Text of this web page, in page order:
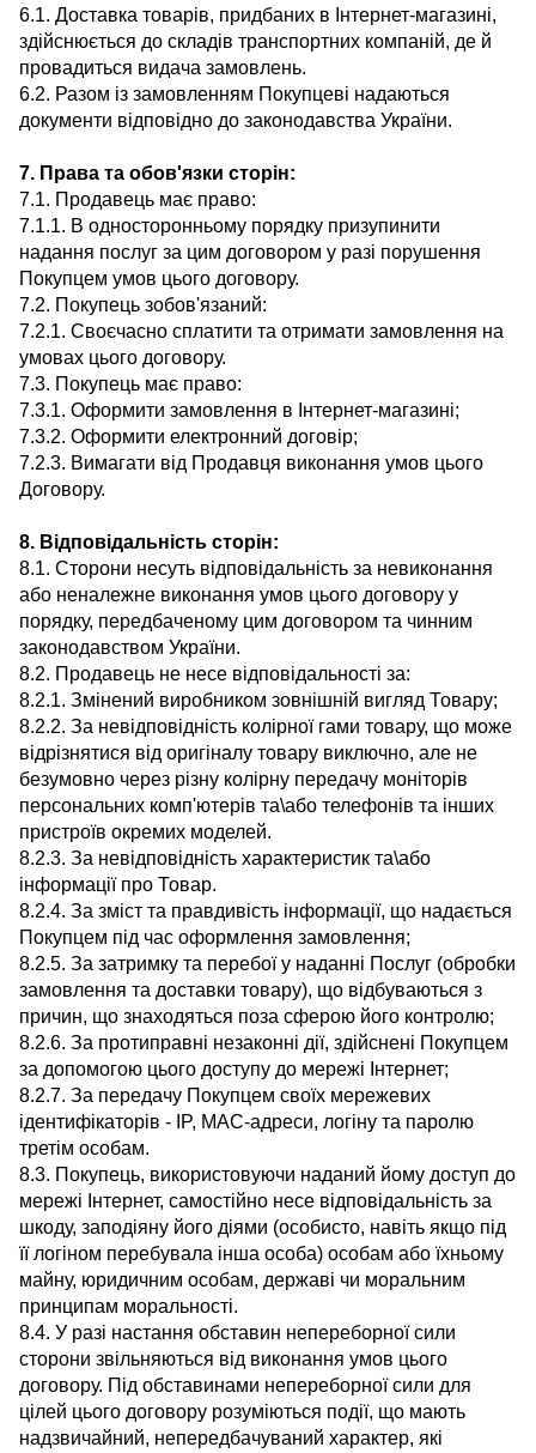
6.1. Доставка товарів, придбаних в Інтернет-магазині,
здійснюється до складів транспортних компаній, де й
провадиться видача замовлень.
6.2. Разом із замовленням Покупцеві надаються
документи відповідно до законодавства України.
7. Права та обов'язки сторін:
7.1. Продавець має право:
7.1.1. В односторонньому порядку призупинити
надання послуг за цим договором у разі порушення
Покупцем умов цього договору.
7.2. Покупець зобов'язаний:
7.2.1. Своєчасно сплатити та отримати замовлення на
умовах цього договору.
7.3. Покупець має право:
7.3.1. Оформити замовлення в Інтернет-магазині;
7.3.2. Оформити електронний договір;
7.2.3. Вимагати від Продавця виконання умов цього
Договору.
8. Відповідальність сторін:
8.1. Сторони несуть відповідальність за невиконання
або неналежне виконання умов цього договору у
порядку, передбаченому цим договором та чинним
законодавством України.
8.2. Продавець не несе відповідальності за:
8.2.1. Змінений виробником зовнішній вигляд Товару;
8.2.2. За невідповідність колірної гами товару, що може
відрізнятися від оригіналу товару виключно, але не
безумовно через різну колірну передачу моніторів
персональних комп'ютерів та\або телефонів та інших
пристроїв окремих моделей.
8.2.3. За невідповідність характеристик та\або
інформації про Товар.
8.2.4. За зміст та правдивість інформації, що надається
Покупцем під час оформлення замовлення;
8.2.5. За затримку та перебої у наданні Послуг (обробки
замовлення та доставки товару), що відбуваються з
причин, що знаходяться поза сферою його контролю;
8.2.6. За протиправні незаконні дії, здійснені Покупцем
за допомогою цього доступу до мережі Інтернет;
8.2.7. За передачу Покупцем своїх мережевих
ідентифікаторів - IP, MAC-адреси, логіну та паролю
третім особам.
8.3. Покупець, використовуючи наданий йому доступ до
мережі Інтернет, самостійно несе відповідальність за
шкоду, заподіяну його діями (особисто, навіть якщо під
її логіном перебувала інша особа) особам або їхньому
майну, юридичним особам, державі чи моральним
принципам моральності.
8.4. У разі настання обставин непереборної сили
сторони звільняються від виконання умов цього
договору. Під обставинами непереборної сили для
цілей цього договору розуміються події, що мають
надзвичайний, непередбачуваний характер, які